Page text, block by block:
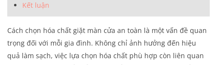
Kết luận
Cách chọn hóa chất giặt màn cửa an toàn là một vấn đề quan
trọng đối với mỗi gia đình. Không chỉ ảnh hưởng đến hiệu
quả làm sạch, việc lựa chọn hóa chất phù hợp còn liên quan